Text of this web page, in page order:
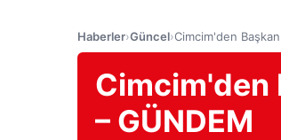
Haberler›Güncel›Cimcim'den
Cimcim'den
– GÜNDEM